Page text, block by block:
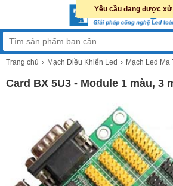
Trang chủ Mạch Điều Khiển Led Mạch Led Ma
Card BX 5U3 - Module 1 màu, 3
Yêu cầu đang được xử